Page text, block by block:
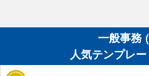
一般事務
人気テンプレ